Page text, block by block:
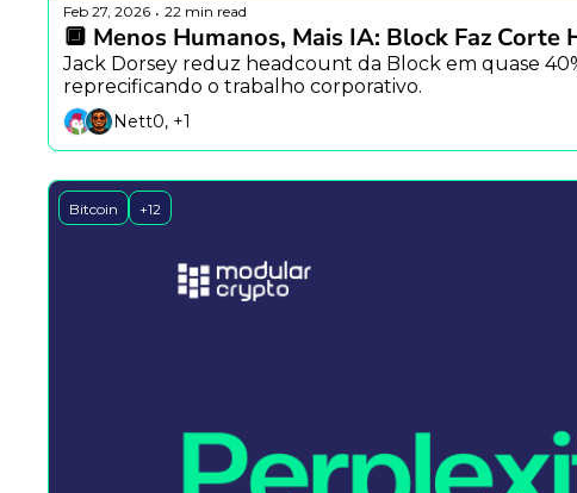
Feb 27, 2026 • 22 min read
🔲 Menos Humanos, Mais IA: Block Faz
Jack Dorsey reduz headcount da Block em quase
reprecificando o trabalho corporativo.
Nett0, +1
Bitcoin +12